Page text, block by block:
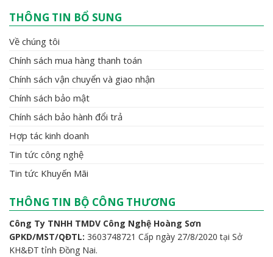
THÔNG TIN BỔ SUNG
Về chúng tôi
Chính sách mua hàng thanh toán
Chính sách vận chuyển và giao nhận
Chính sách bảo mật
Chính sách bảo hành đổi trả
Hợp tác kinh doanh
Tin tức công nghệ
Tin tức Khuyến Mãi
THÔNG TIN BỘ CÔNG THƯƠNG
Công Ty TNHH TMDV Công Nghệ Hoàng Sơn
GPKD/MST/QĐTL: 3603748721 Cấp ngày 27/8/2020 tại Sở
KH&ĐT tỉnh Đồng Nai.